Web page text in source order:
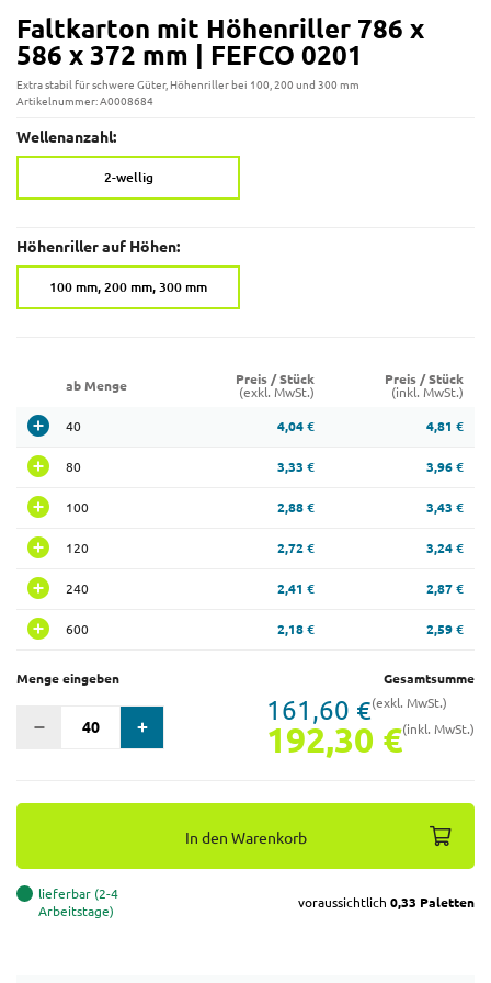
Faltkarton mit Höhenriller 786 x
586 x 372 mm | FEFCO 0201
Extra stabil für schwere Güter, Höhenriller bei 100, 200 und 300 mm
Artikelnummer: A0008684
Wellenanzahl:
2-wellig
Höhenriller auf Höhen:
100 mm, 200 mm, 300 mm
ab Menge
Preis / Stück
(exkl. MwSt.)
Preis / Stück
(inkl. MwSt.)
40 4,04 € 4,81 €
80 3,33 € 3,96 €
100 2,88 € 3,43 €
120 2,72 € 3,24 €
240 2,41 € 2,87 €
600 2,18 € 2,59 €
Menge eingeben Gesamtsumme
161,60 €(exkl. MwSt.)
192,30 €(inkl. MwSt.)
In den Warenkorb
lieferbar (2-4
Arbeitstage)
voraussichtlich 0,33 Paletten